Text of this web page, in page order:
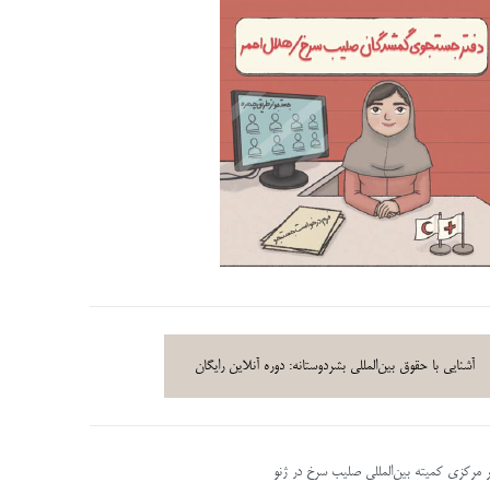
آشنایی با حقوق بین‌المللی بشردوستانه: دوره آنلاین رایگان
مرکزی کمیته بین‌المللی صلیب سرخ در ژنو